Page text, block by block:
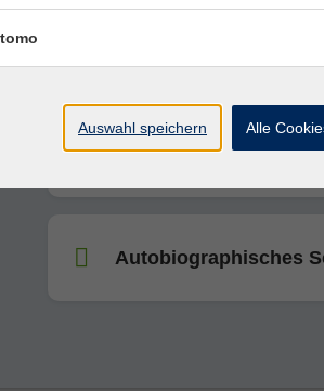
Schreibwerkstatt
Autobiographisches
Auswahl speichern Alle